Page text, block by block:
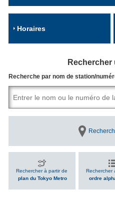
Horaires
Rechercher
Recherche par nom de station/
Rechercher à partir de
plan du Tokyo Metro
Rechercher
ordre